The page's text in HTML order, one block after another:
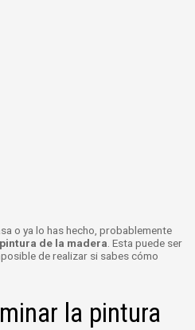
o ya lo has hecho, probablemente
de la madera . Esta puede ser
de realizar si sabes cómo
la pintura